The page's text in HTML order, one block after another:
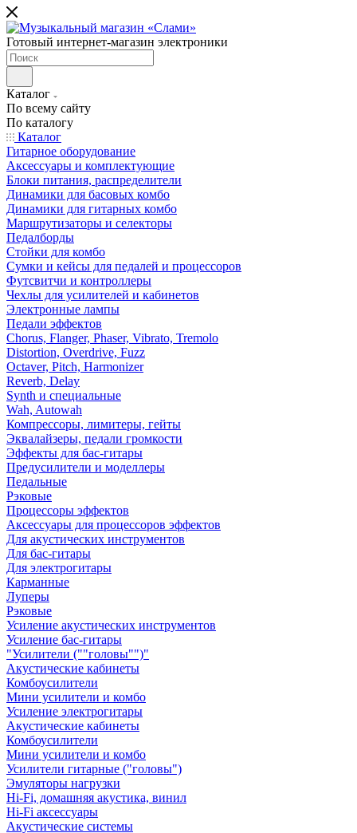
Готовый интернет-магазин электроники
Каталог
По всему сайту
По каталогу
Каталог
Гитарное оборудование
Аксессуары и комплектующие
Блоки питания, распределители
Динамики для басовых комбо
Динамики для гитарных комбо
Маршрутизаторы и селекторы
Педалборды
Стойки для комбо
Сумки и кейсы для педалей и процессоров
Футсвитчи и контроллеры
Чехлы для усилителей и кабинетов
Электронные лампы
Педали эффектов
Chorus, Flanger, Phaser, Vibrato, Tremolo
Distortion, Overdrive, Fuzz
Octaver, Pitch, Harmonizer
Reverb, Delay
Synth и специальные
Wah, Autowah
Компрессоры, лимитеры, гейты
Эквалайзеры, педали громкости
Эффекты для бас-гитары
Предусилители и моделлеры
Педальные
Рэковые
Процессоры эффектов
Аксессуары для процессоров эффектов
Для акустических инструментов
Для бас-гитары
Для электрогитары
Карманные
Луперы
Рэковые
Усиление акустических инструментов
Усиление бас-гитары
"Усилители (""головы"")"
Акустические кабинеты
Комбоусилители
Мини усилители и комбо
Усиление электрогитары
Акустические кабинеты
Комбоусилители
Мини усилители и комбо
Усилители гитарные ("головы")
Эмуляторы нагрузки
Hi-Fi, домашняя акустика, винил
Hi-Fi аксессуары
Акустические системы